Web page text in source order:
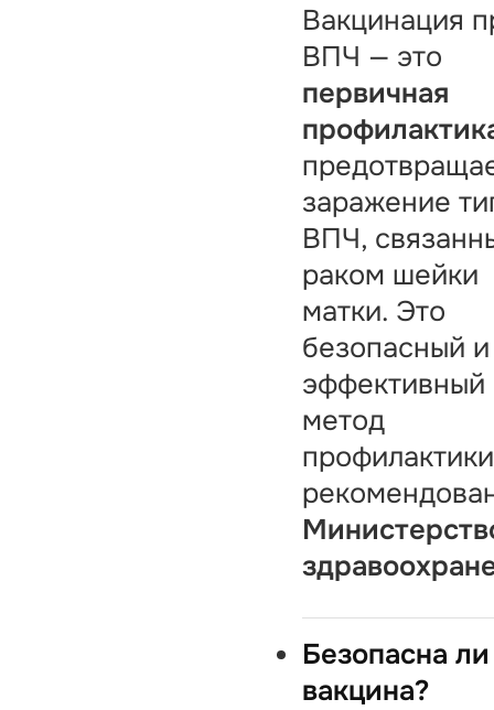
Вакцинация
ВПЧ — это
первичная
заражение
ВПЧ,
раком шейки
матки. Это
безопасный и
эффективный
метод
Безопасна ли
вакцина?